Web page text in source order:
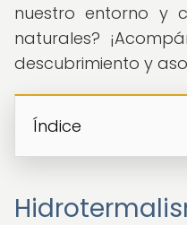
nuestro entorno y
naturales?
descubrimiento y
Índice